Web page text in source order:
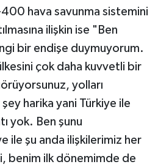
hava savunma sistemini
ilişkin ise "Ben
bir endişe duymuyorum.
çok daha kuvvetli bir
yolları
harika yani Türkiye ile
yok. Ben şunu
ile şu anda ilişkilerimiz her
benim ilk dönemimde de